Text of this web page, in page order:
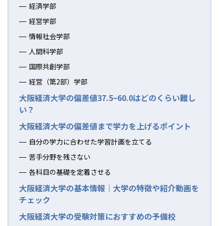
経済学部
経営学部
情報社会学部
人間科学部
国際共創学部
経営（第2部）学部
大阪経済大学の偏差値37.5~60.0はどのくらい難し
い？
大阪経済大学の偏差値まで学力を上げるポイント
自分の学力に合わせた学習計画を立てる
苦手分野を残さない
各科目の基礎を定着させる
大阪経済大学の基本情報｜大学の特徴や紹介動画を
チェック
大阪経済大学の受験対策におすすめの予備校